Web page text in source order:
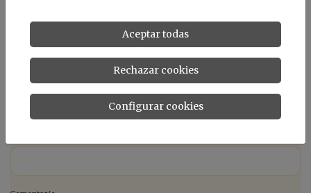
Teléfono *
E-mail *
Aceptar todas
Rechazar cookies
Configurar cookies